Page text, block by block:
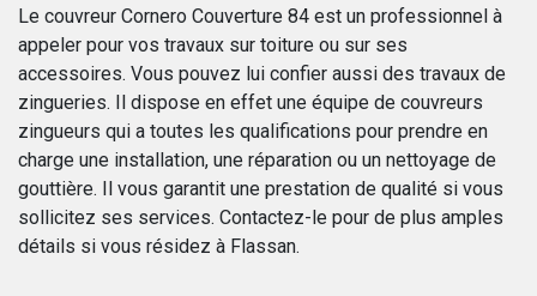
Le couvreur Cornero Couverture 84 est un professionnel à
appeler pour vos travaux sur toiture ou sur ses
accessoires. Vous pouvez lui confier aussi des travaux de
zingueries. Il dispose en effet une équipe de couvreurs
zingueurs qui a toutes les qualifications pour prendre en
charge une installation, une réparation ou un nettoyage de
gouttière. Il vous garantit une prestation de qualité si vous
sollicitez ses services. Contactez-le pour de plus amples
détails si vous résidez à Flassan.